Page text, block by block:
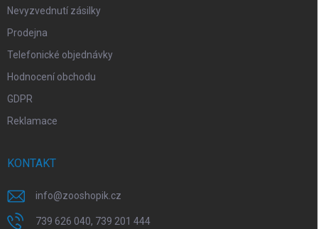
Nevyzvednutí zásilky
Prodejna
Telefonické objednávky
Hodnocení obchodu
GDPR
Reklamace
KONTAKT
info@zooshopik.cz
739 626 040, 739 201 444